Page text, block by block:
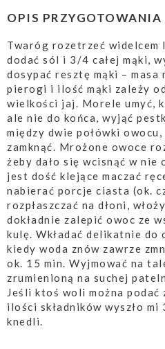
OPIS PRZYGOTOWANIA
Twaróg rozetrzeć widelcem
dodać sól i 3/4 całej mąki,
dosypać resztę mąki – masa
pierogi i ilość mąki zależy
wielkości jaj. Morele umyć,
ale nie do końca, wyjąć
między dwie połówki
zamknąć. Mrożone owoce
żeby dało się wcisnąć w nie
jest dość klejące maczać
nabierać porcje ciasta (ok.
rozpłaszczać na dłoni,
dokładnie zalepić owoc ze
kulę. Wkładać delikatnie do
kiedy woda znów zawrze
ok. 15 min. Wyjmować na
zrumienioną na suchej
Jeśli ktoś woli można podać
ilości składników wyszło mi
knedli.